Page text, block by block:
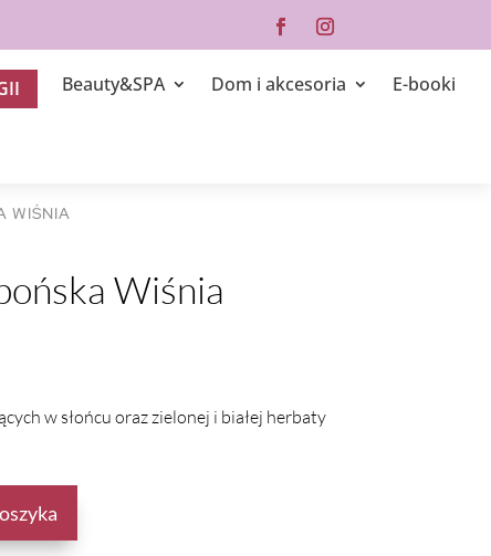
Beauty&SPA Dom i akcesoria
E-booki
WIŚNIA
Wiśnia
w słońcu oraz zielonej i białej herbaty